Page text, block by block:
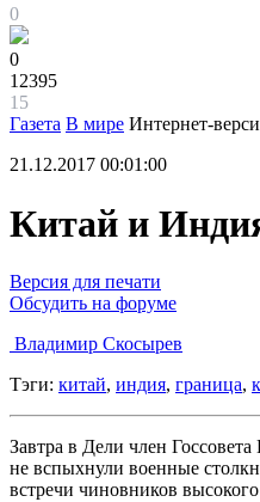
0
0
12395
15
Газета В мире Интернет-
21.12.2017 00:01:00
Китай и
Версия для печати
Обсудить на форуме
Владимир Скосырев
Тэги: китай, индия, граница,
Завтра в Дели член
не вспыхнули военные
встречи чиновников